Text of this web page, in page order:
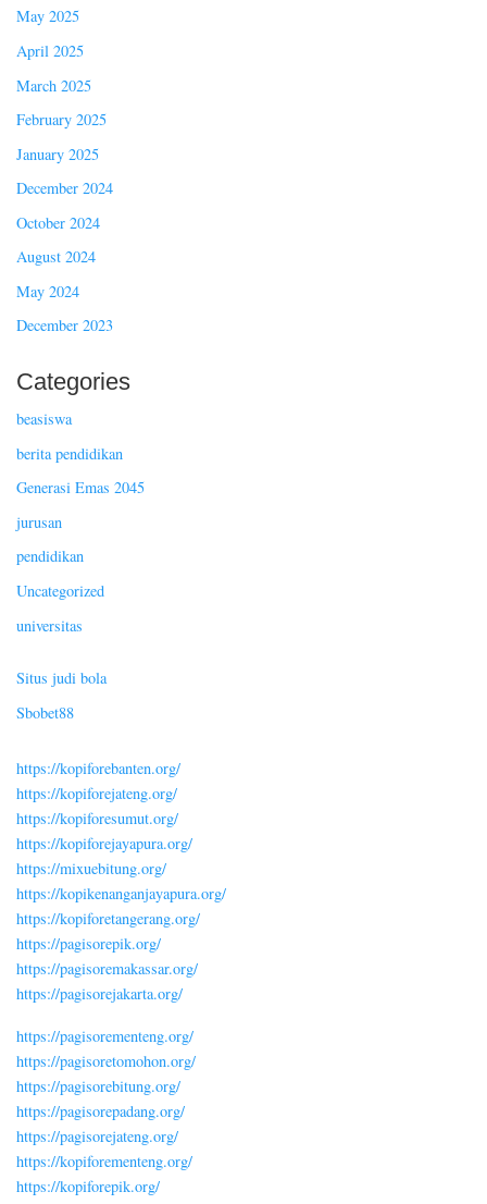
May 2025
April 2025
March 2025
February 2025
January 2025
December 2024
October 2024
August 2024
May 2024
December 2023
Categories
beasiswa
berita pendidikan
Generasi Emas 2045
jurusan
pendidikan
Uncategorized
universitas
Situs judi bola
Sbobet88
https://kopiforebanten.org/
https://kopiforejateng.org/
https://kopiforesumut.org/
https://kopiforejayapura.org/
https://mixuebitung.org/
https://kopikenanganjayapura.org/
https://kopiforetangerang.org/
https://pagisorepik.org/
https://pagisoremakassar.org/
https://pagisorejakarta.org/
https://pagisorementeng.org/
https://pagisoretomohon.org/
https://pagisorebitung.org/
https://pagisorepadang.org/
https://pagisorejateng.org/
https://kopiforementeng.org/
https://kopiforepik.org/